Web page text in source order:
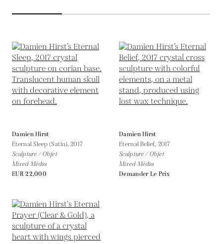
Damien Hirst
Eternal Sleep (Satin),2017
Sculpture / Objet
Mixed Média
EUR 22,000
Damien Hirst
Eternal Belief, 2017
Sculpture / Objet
Mixed Média
Demander Le Prix